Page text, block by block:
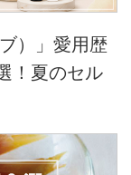
）」愛用歴
！夏のセル